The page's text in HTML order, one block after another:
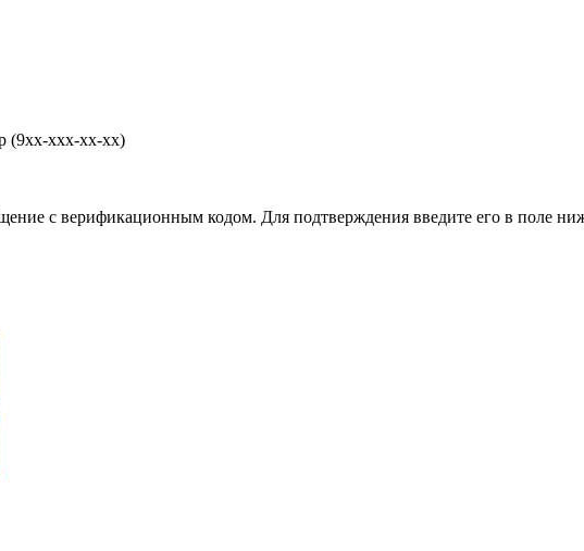
(9хх-ххх-хх-хх)
с верификационным кодом. Для подтверждения введите его в поле